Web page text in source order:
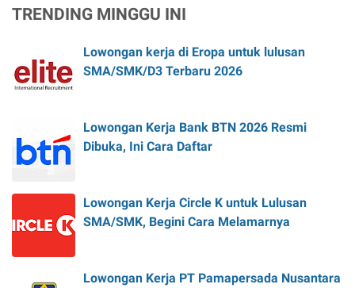
TRENDING MINGGU INI
Lowongan kerja di Eropa untuk lulusan
SMA/SMK/D3 Terbaru 2026
Lowongan Kerja Bank BTN 2026 Resmi
Dibuka, Ini Cara Daftar
Lowongan Kerja Circle K untuk Lulusan
SMA/SMK, Begini Cara Melamarnya
Lowongan Kerja PT Pamapersada Nusantara